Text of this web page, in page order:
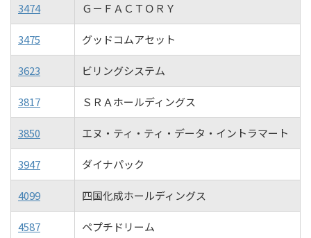
3474 Ｇ－ＦＡＣＴＯＲＹ
3475 グッドコムアセット
3623 ビリングシステム
3817 ＳＲＡホールディングス
3850 エヌ・ティ・ティ・データ・イントラマート
3947 ダイナパック
4099 四国化成ホールディングス
4587 ペプチドリーム